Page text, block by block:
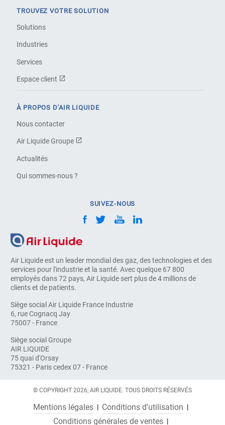
Air Liquide est un leader mondial des gaz, des technologies et des
services pour l'industrie et la santé. Avec quelque 67 800
employés dans 72 pays, Air Liquide sert plus de 4 millions de
clients et de patients.
Siège social Air Liquide France Industrie
6, rue Cognacq Jay
75007 - France
Siège social Groupe
AIR LIQUIDE
75 quai d'Orsay
75321 - Paris cedex 07 - France
TROUVEZ VOTRE SOLUTION
Solutions
Industries
Services
Espace client
À PROPOS D'AIR LIQUIDE
Nous contacter
Air Liquide Groupe
Actualités
Qui sommes-nous ?
SUIVEZ-NOUS
© COPYRIGHT 2026, AIR LIQUIDE. TOUS DROITS RÉSERVÉS
Mentions légales
Conditions d'utilisation
Conditions générales de ventes